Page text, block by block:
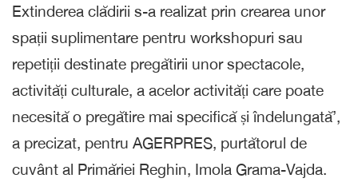
Extinderea clădirii s-a realizat prin crearea unor
spații suplimentare pentru workshopuri sau
repetiții destinate pregătirii unor spectacole,
activități culturale, a acelor activități care poate
necesită o pregătire mai specifică și îndelungată’,
a precizat, pentru AGERPRES, purtătorul de
cuvânt al Primăriei Reghin, Imola Grama-Vajda.